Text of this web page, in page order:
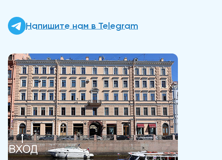
Напишите нам в Telegram